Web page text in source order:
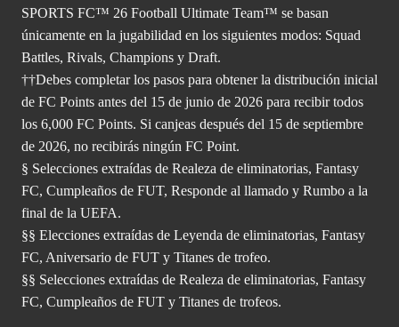
SPORTS FC™ 26 Football Ultimate Team™ se basan
únicamente en la jugabilidad en los siguientes modos: Squad
Battles, Rivals, Champions y Draft.
††Debes completar los pasos para obtener la distribución inicial
de FC Points antes del 15 de junio de 2026 para recibir todos
los 6,000 FC Points. Si canjeas después del 15 de septiembre
de 2026, no recibirás ningún FC Point.
§ Selecciones extraídas de Realeza de eliminatorias, Fantasy
FC, Cumpleaños de FUT, Responde al llamado y Rumbo a la
final de la UEFA.
§§ Elecciones extraídas de Leyenda de eliminatorias, Fantasy
FC, Aniversario de FUT y Titanes de trofeo.
§§ Selecciones extraídas de Realeza de eliminatorias, Fantasy
FC, Cumpleaños de FUT y Titanes de trofeos.